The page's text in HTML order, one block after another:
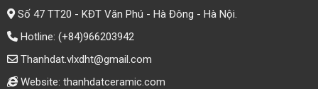
Số 47 TT20 - KĐT Văn Phú - Hà Đông - Hà Nội.
Hotline: (+84)966203942
Thanhdat.vlxdht@gmail.com
Website: thanhdatceramic.com